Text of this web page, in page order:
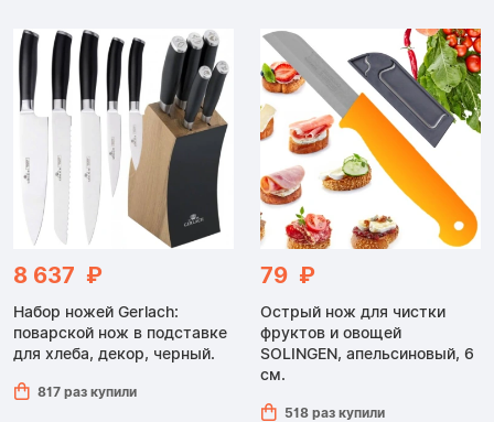
8 637 ₽
Набор ножей Gerlach:
поварской нож в подставке
для хлеба, декор, черный.
817 раз купили
79 ₽
Острый нож для чистки
фруктов и овощей
SOLINGEN, апельсиновый, 6
см.
518 раз купили